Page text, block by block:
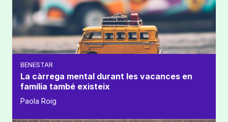
BENESTAR
La càrrega mental durant les vacances en
família també existeix
Paola Roig